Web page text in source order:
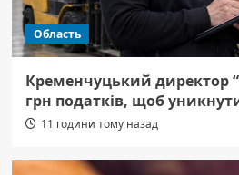
Область
Кременчуцький директор
грн податків, щоб
11 години тому назад